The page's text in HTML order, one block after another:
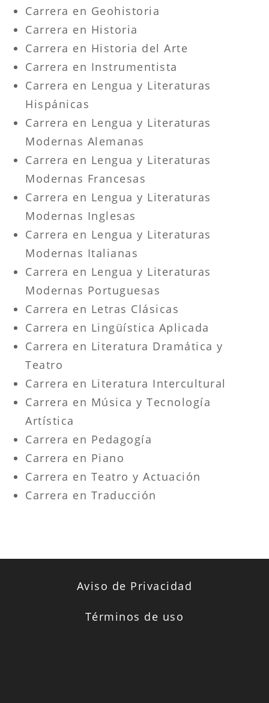
Carrera en Geohistoria
Carrera en Historia
Carrera en Historia del Arte
Carrera en Instrumentista
Carrera en Lengua y Literaturas
Hispánicas
Carrera en Lengua y Literaturas
Modernas Alemanas
Carrera en Lengua y Literaturas
Modernas Francesas
Carrera en Lengua y Literaturas
Modernas Inglesas
Carrera en Lengua y Literaturas
Modernas Italianas
Carrera en Lengua y Literaturas
Modernas Portuguesas
Carrera en Letras Clásicas
Carrera en Lingüística Aplicada
Carrera en Literatura Dramática y
Teatro
Carrera en Literatura Intercultural
Carrera en Música y Tecnología
Artística
Carrera en Pedagogía
Carrera en Piano
Carrera en Teatro y Actuación
Carrera en Traducción
Aviso de Privacidad
Términos de uso